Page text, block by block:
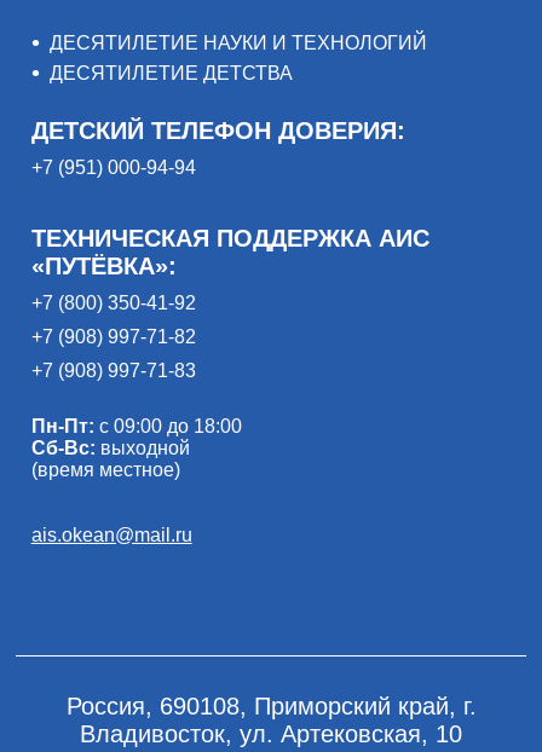
ДЕСЯТИЛЕТИЕ НАУКИ И ТЕХНОЛОГИЙ
ДЕСЯТИЛЕТИЕ ДЕТСТВА
ДЕТСКИЙ ТЕЛЕФОН ДОВЕРИЯ:
+7 (951) 000-94-94
ТЕХНИЧЕСКАЯ ПОДДЕРЖКА АИС
«ПУТЁВКА»:
+7 (800) 350-41-92
+7 (908) 997-71-82
+7 (908) 997-71-83
Пн-Пт: с 09:00 до 18:00
Сб-Вс: выходной
(время местное)
ais.okean@mail.ru
Россия, 690108, Приморский край, г.
Владивосток, ул. Артековская, 10